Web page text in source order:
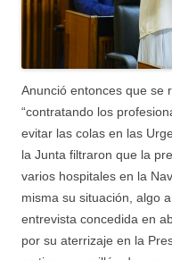
Anunció entonces que se
“contratando los
evitar las colas en las
la Junta filtraron que la
varios hospitales en la
misma su situación, algo
entrevista concedida en
por su aterrizaje en la